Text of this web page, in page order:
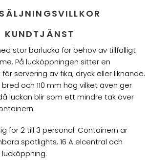
KUNDTJÄNST
stor barlucka för behov av tillfälligt
På lucköppningen sitter en
servering av fika, dryck eller liknande.
och 110 mm hög vilket även ger
luckan blir som ett mindre tak över
för 2 till 3 personal. Containern är
spotlights, 16 A elcentral och